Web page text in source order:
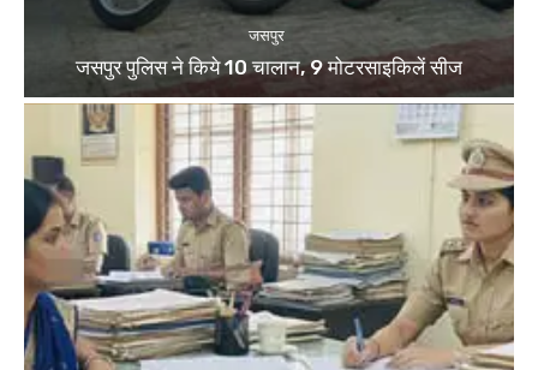
जसपुर
जसपुर पुलिस ने किये 10 चालान, 9 मोटरसाइकिलें सीज